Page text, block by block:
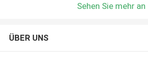
Sehen Sie mehr an
ÜBER UNS